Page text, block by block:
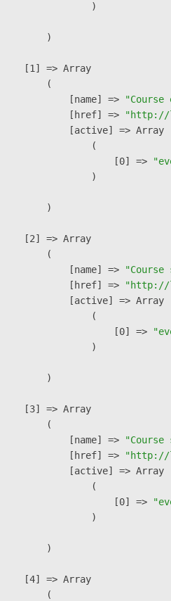
                )
        )
    [1] => Array
        (
            [name] =>
            [href] =>
"http://
            [active] => Array
                (
                    [0] =>
                )
        )
    [2] => Array
        (
            [name] =>
            [href] =>
"http://
            [active] => Array
                (
                    [0] =>
                )
        )
    [3] => Array
        (
            [name] =>
            [href] =>
"http://
            [active] => Array
                (
                    [0] =>
                )
        )
    [4] => Array
        (